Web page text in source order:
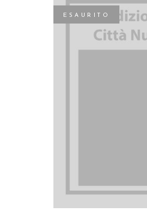
ESAURITO